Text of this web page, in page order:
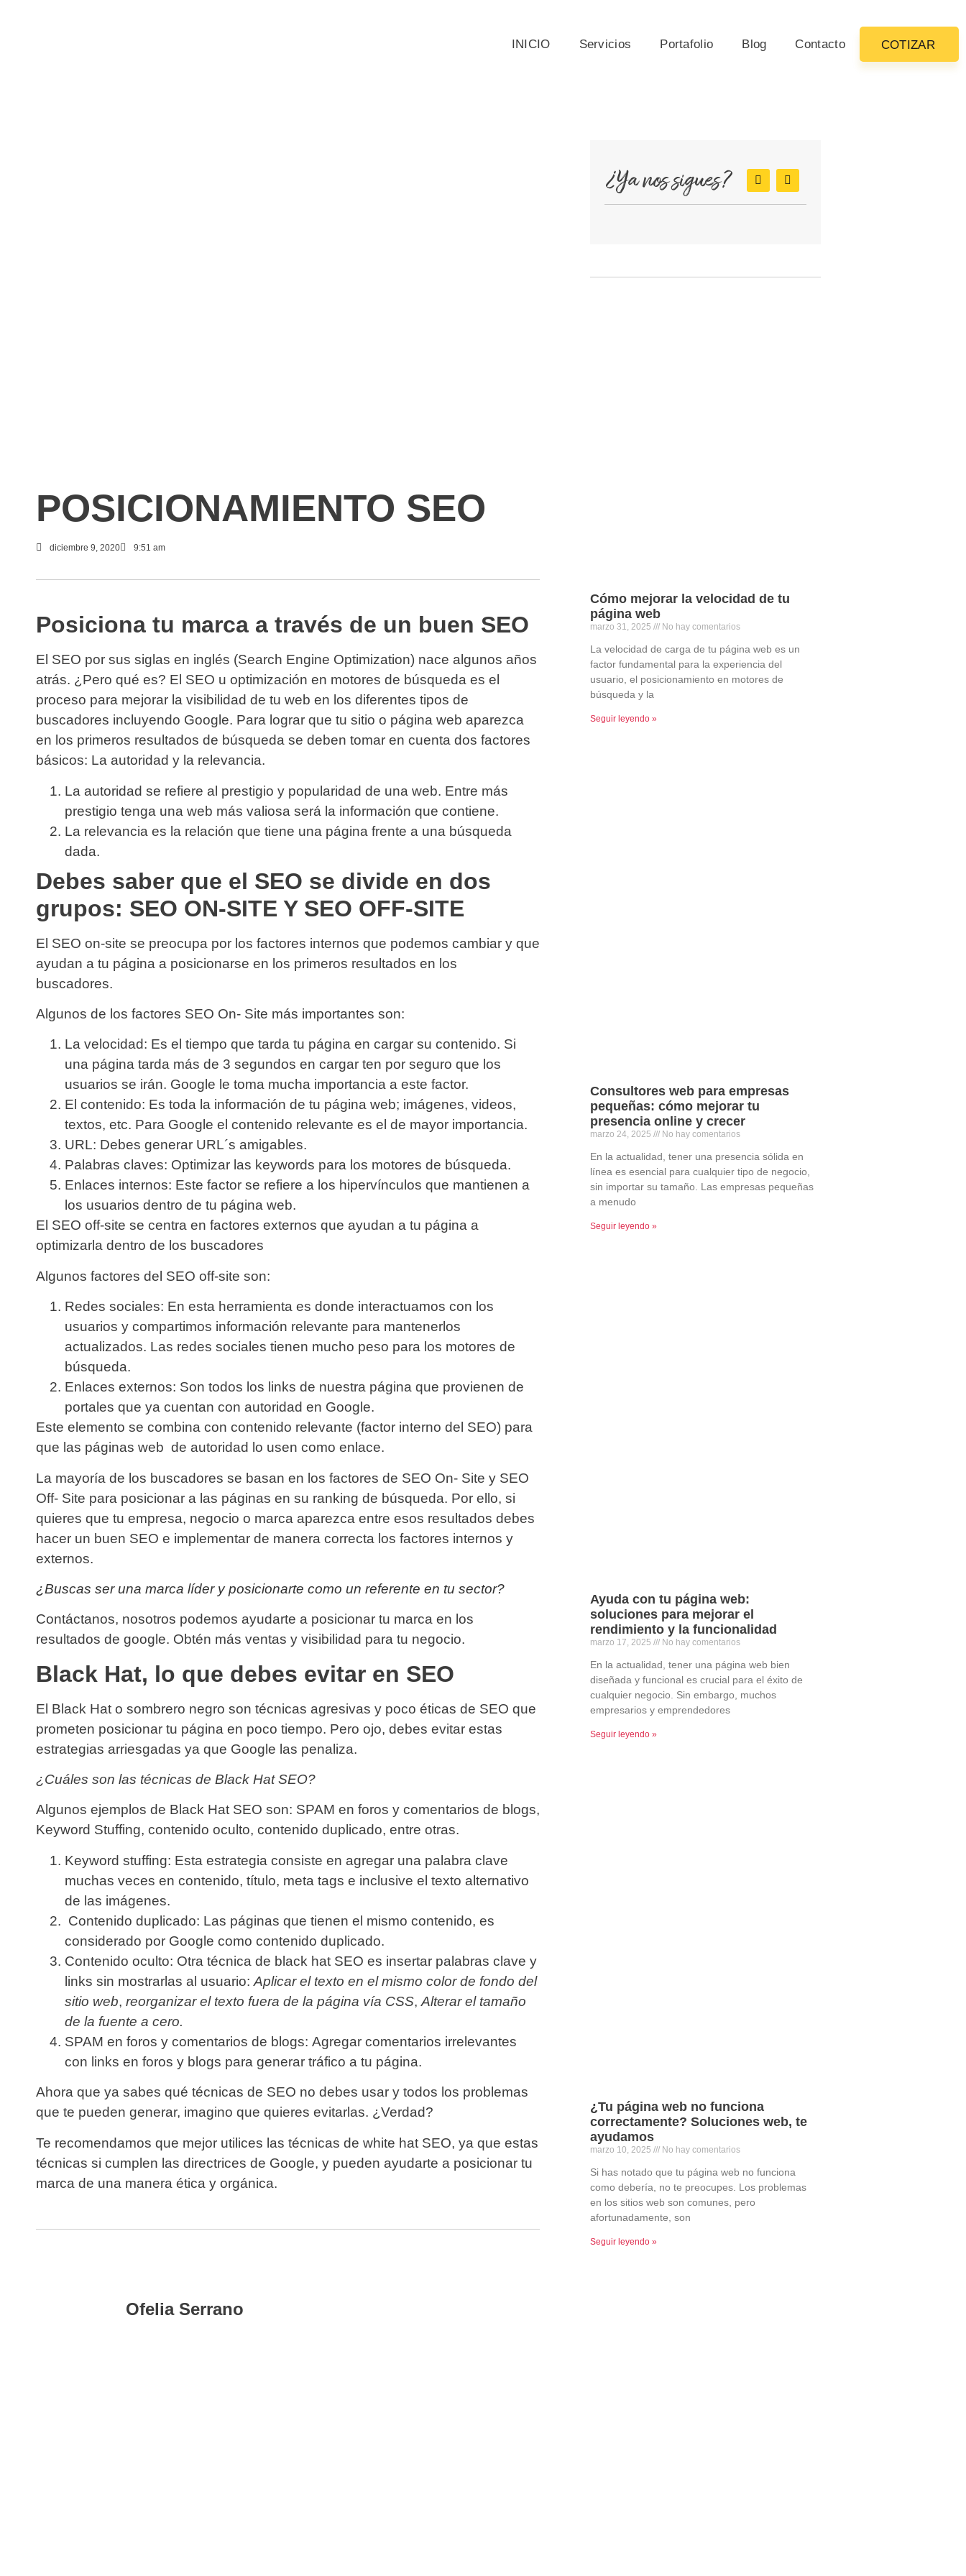
INICIO Servicios Portafolio Blog Contacto COTIZAR
POSICIONAMIENTO SEO
diciembre 9, 2020 9:51 am
Posiciona tu marca a través de un buen SEO
El SEO por sus siglas en inglés (Search Engine Optimization) nace algunos años
atrás. ¿Pero qué es? El SEO u optimización en motores de búsqueda es el
proceso para mejorar la visibilidad de tu web en los diferentes tipos de
buscadores incluyendo Google. Para lograr que tu sitio o página web aparezca
en los primeros resultados de búsqueda se deben tomar en cuenta dos factores
básicos: La autoridad y la relevancia.
La autoridad se refiere al prestigio y popularidad de una web. Entre más
prestigio tenga una web más valiosa será la información que contiene.
La relevancia es la relación que tiene una página frente a una búsqueda
dada.
Debes saber que el SEO se divide en dos
grupos: SEO ON-SITE Y SEO OFF-SITE
El SEO on-site se preocupa por los factores internos que podemos cambiar y que
ayudan a tu página a posicionarse en los primeros resultados en los
buscadores.
Algunos de los factores SEO On- Site más importantes son:
La velocidad: Es el tiempo que tarda tu página en cargar su contenido. Si
una página tarda más de 3 segundos en cargar ten por seguro que los
usuarios se irán. Google le toma mucha importancia a este factor.
El contenido: Es toda la información de tu página web; imágenes, videos,
textos, etc. Para Google el contenido relevante es el de mayor importancia.
URL: Debes generar URL´s amigables.
Palabras claves: Optimizar las keywords para los motores de búsqueda.
Enlaces internos: Este factor se refiere a los hipervínculos que mantienen a
los usuarios dentro de tu página web.
El SEO off-site se centra en factores externos que ayudan a tu página a
optimizarla dentro de los buscadores
Algunos factores del SEO off-site son:
Redes sociales: En esta herramienta es donde interactuamos con los
usuarios y compartimos información relevante para mantenerlos
actualizados. Las redes sociales tienen mucho peso para los motores de
búsqueda.
Enlaces externos: Son todos los links de nuestra página que provienen de
portales que ya cuentan con autoridad en Google.
Este elemento se combina con contenido relevante (factor interno del SEO) para
que las páginas web de autoridad lo usen como enlace.
La mayoría de los buscadores se basan en los factores de SEO On- Site y SEO
Off- Site para posicionar a las páginas en su ranking de búsqueda. Por ello, si
quieres que tu empresa, negocio o marca aparezca entre esos resultados debes
hacer un buen SEO e implementar de manera correcta los factores internos y
externos.
¿Buscas ser una marca líder y posicionarte como un referente en tu sector?
Contáctanos, nosotros podemos ayudarte a posicionar tu marca en los
resultados de google. Obtén más ventas y visibilidad para tu negocio.
Black Hat, lo que debes evitar en SEO
El Black Hat o sombrero negro son técnicas agresivas y poco éticas de SEO que
prometen posicionar tu página en poco tiempo. Pero ojo, debes evitar estas
estrategias arriesgadas ya que Google las penaliza.
¿Cuáles son las técnicas de Black Hat SEO?
Algunos ejemplos de Black Hat SEO son: SPAM en foros y comentarios de blogs,
Keyword Stuffing, contenido oculto, contenido duplicado, entre otras.
Keyword stuffing: Esta estrategia consiste en agregar una palabra clave
muchas veces en contenido, título, meta tags e inclusive el texto alternativo
de las imágenes.
Contenido duplicado: Las páginas que tienen el mismo contenido, es
considerado por Google como contenido duplicado.
Contenido oculto: Otra técnica de black hat SEO es insertar palabras clave y
links sin mostrarlas al usuario: Aplicar el texto en el mismo color de fondo del
sitio web, reorganizar el texto fuera de la página vía CSS, Alterar el tamaño
de la fuente a cero.
SPAM en foros y comentarios de blogs: Agregar comentarios irrelevantes
con links en foros y blogs para generar tráfico a tu página.
Ahora que ya sabes qué técnicas de SEO no debes usar y todos los problemas
que te pueden generar, imagino que quieres evitarlas. ¿Verdad?
Te recomendamos que mejor utilices las técnicas de white hat SEO, ya que estas
técnicas si cumplen las directrices de Google, y pueden ayudarte a posicionar tu
marca de una manera ética y orgánica.
Ofelia Serrano
¿Ya nos sigues?
Cómo mejorar la velocidad de tu
página web
marzo 31, 2025 No hay comentarios
La velocidad de carga de tu página web es un
factor fundamental para la experiencia del
usuario, el posicionamiento en motores de
búsqueda y la
Seguir leyendo »
Consultores web para empresas
pequeñas: cómo mejorar tu
presencia online y crecer
marzo 24, 2025 No hay comentarios
En la actualidad, tener una presencia sólida en
línea es esencial para cualquier tipo de negocio,
sin importar su tamaño. Las empresas pequeñas
a menudo
Seguir leyendo »
Ayuda con tu página web:
soluciones para mejorar el
rendimiento y la funcionalidad
marzo 17, 2025 No hay comentarios
En la actualidad, tener una página web bien
diseñada y funcional es crucial para el éxito de
cualquier negocio. Sin embargo, muchos
empresarios y emprendedores
Seguir leyendo »
¿Tu página web no funciona
correctamente? Soluciones web, te
ayudamos
marzo 10, 2025 No hay comentarios
Si has notado que tu página web no funciona
como debería, no te preocupes. Los problemas
en los sitios web son comunes, pero
afortunadamente, son
Seguir leyendo »